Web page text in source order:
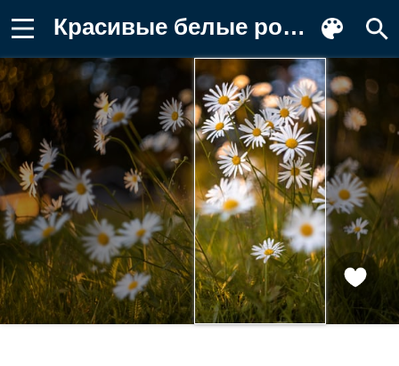
Красивые белые ромашки на поле с Фотография